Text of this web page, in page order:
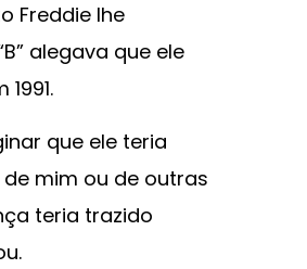
Freddie lhe
alegava que ele
que ele teria
mim ou de outras
teria trazido